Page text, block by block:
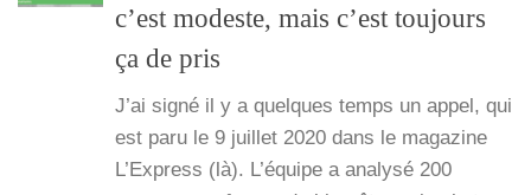
c’est modeste, mais c’est toujours
ça de pris
J’ai signé il y a quelques temps un appel, qui
est paru le 9 juillet 2020 dans le maga­zine
L’Ex­press (là). L’é­quipe a ana­ly­sé 200